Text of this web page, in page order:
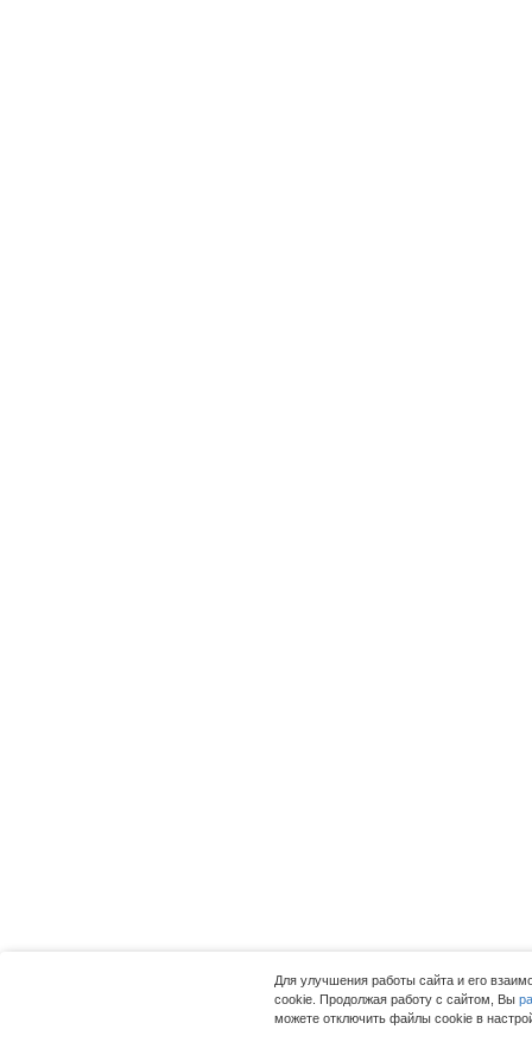
Для улучшения работы сайта и его
cookie. Продолжая работу с сайтом, Вы
можете отключить файлы cookie в